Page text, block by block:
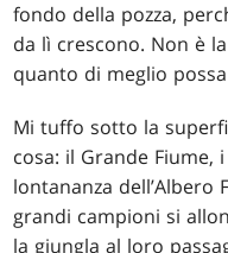
fondo della pozza,
da lì crescono. Non è
quanto di meglio
Mi tuffo sotto la
cosa: il Grande Fiume,
lontananza
grandi campioni si
la giungla al loro